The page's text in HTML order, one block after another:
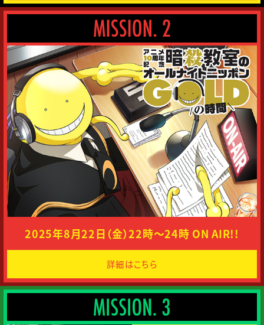
M
S
S
I
O
2
2025年8月22日（金）22時～24時 ON AIR!!
詳細はこちら
M